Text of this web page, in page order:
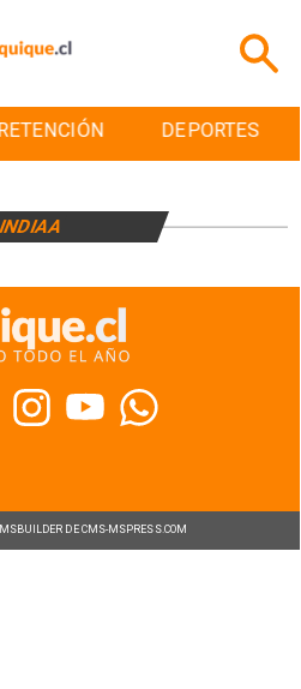
DEPORTES
INDIAA
MSBUILDER DE CMS-MSPRESS.COM